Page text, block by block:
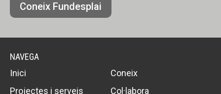
Coneix Fundesplai
NAVEGA
Inici
Coneix
Projectes i serveis
Col·labora